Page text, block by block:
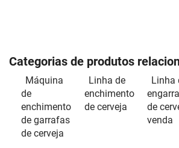
Categorias de produtos
Máquina
de
enchimento
de garrafas
de cerveja
Linha de
enchimento
de cerveja
Linha
de
venda